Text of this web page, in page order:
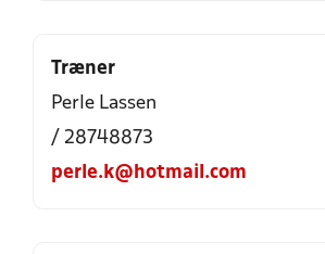
Træner
Perle Lassen
/ 28748873
perle.k@hotmail.com